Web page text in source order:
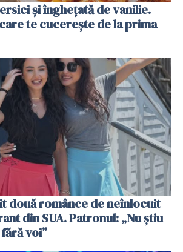
și înghețată de vanilie.
te cucerește de la prima
două românce de neînlocuit
din SUA. Patronul: „Nu știu
voi”